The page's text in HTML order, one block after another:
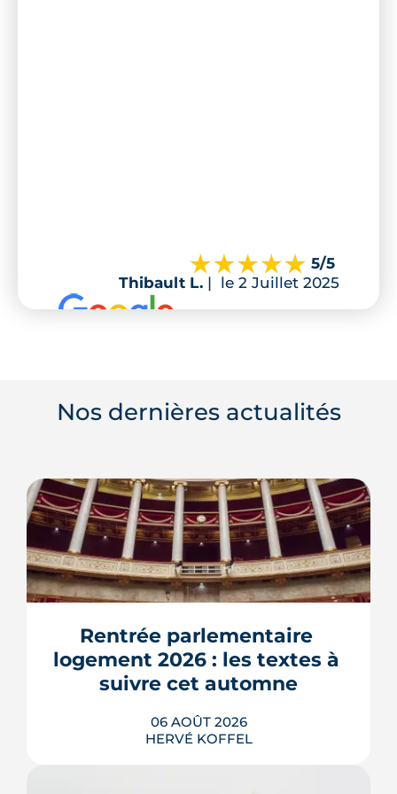
5/5
Thibault L. | le 2 Juillet 2025
Nos dernières actualités
Rentrée parlementaire
logement 2026 : les textes à
suivre cet automne
06 AOÛT 2026
HERVÉ KOFFEL